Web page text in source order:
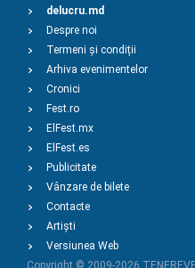
delucru.md
Despre noi
Termeni și condiții
Arhiva evenimentelor
Cronici
Fest.ro
ElFest.mx
ElFest.es
Publicitate
Vânzare de bilete
Contacte
Artiști
Versiunea Web
Copyright © 2009-2026